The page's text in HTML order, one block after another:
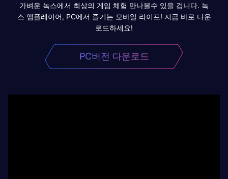
가벼운 녹스에서 최상의 게임 체험 만나볼수 있을 겁니다. 녹
스 앱플레이어, PC에서 즐기는 모바일 라이프! 지금 바로 다운
로드하세요!
PC버전 다운로드